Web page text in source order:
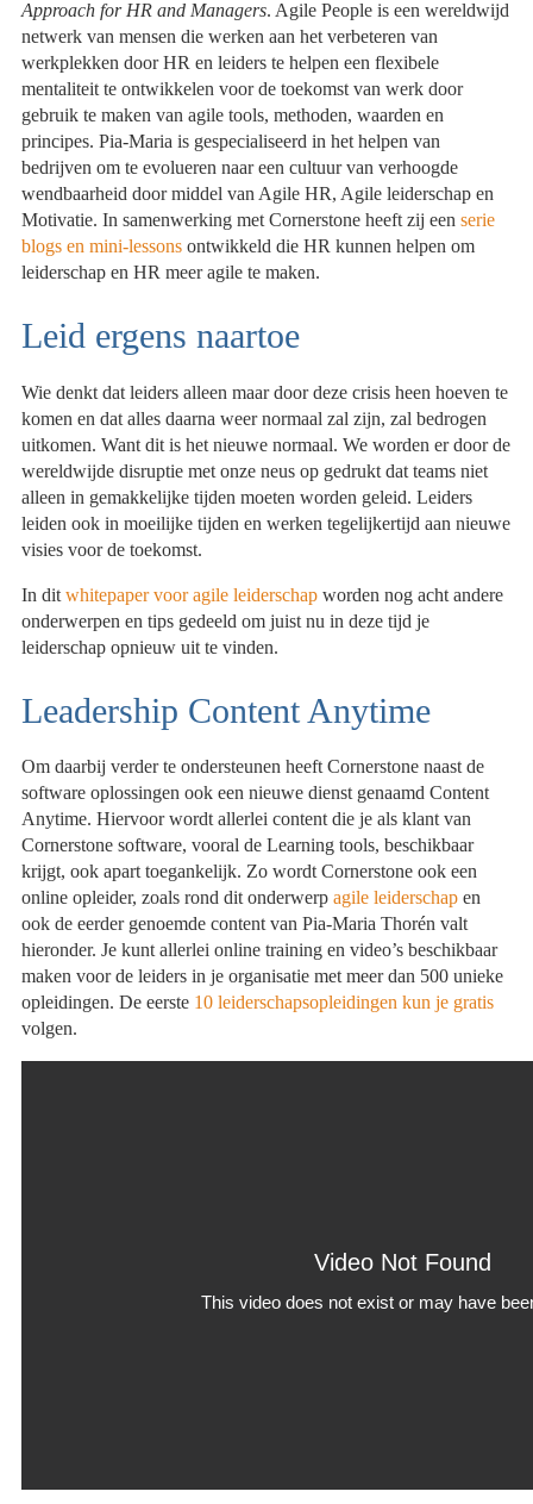
Approach for HR and Managers. Agile People is een wereldwijd
netwerk van mensen die werken aan het verbeteren van
werkplekken door HR en leiders te helpen een flexibele
mentaliteit te ontwikkelen voor de toekomst van werk door
gebruik te maken van agile tools, methoden, waarden en
principes. Pia-Maria is gespecialiseerd in het helpen van
bedrijven om te evolueren naar een cultuur van verhoogde
wendbaarheid door middel van Agile HR, Agile leiderschap en
Motivatie. In samenwerking met Cornerstone heeft zij eenserie
blogs en mini-lessonsontwikkeld die HR kunnen helpen om
leiderschap en HR meer agile te maken.
Leid ergens naartoe
Wie denkt dat leiders alleen maar door deze crisis heen hoeven te
komen en dat alles daarna weer normaal zal zijn, zal bedrogen
uitkomen. Want dit is het nieuwe normaal. We worden er door de
wereldwijde disruptie met onze neus op gedrukt dat teams niet
alleen in gemakkelijke tijden moeten worden geleid. Leiders
leiden ook in moeilijke tijden en werken tegelijkertijd aan nieuwe
visies voor de toekomst.
In ditwhitepaper voor agile leiderschap worden nog acht andere
onderwerpen en tips gedeeld om juist nu in deze tijd je
leiderschap opnieuw uit te vinden.
Leadership Content Anytime
Om daarbij verder te ondersteunen heeft Cornerstone naast de
software oplossingen ook een nieuwe dienst genaamd Content
Anytime. Hiervoor wordt allerlei content die je als klant van
Cornerstone software, vooral de Learning tools, beschikbaar
krijgt, ook apart toegankelijk. Zo wordt Cornerstone ook een
online opleider, zoals rond dit onderwerpagile leiderschap en
ook de eerder genoemde content van Pia-Maria Thorén valt
hieronder. Je kunt allerlei online training en video’s beschikbaar
maken voor de leiders in je organisatie met meer dan 500 unieke
opleidingen. De eerste 10 leiderschapsopleidingen kun je gratis
volgen.